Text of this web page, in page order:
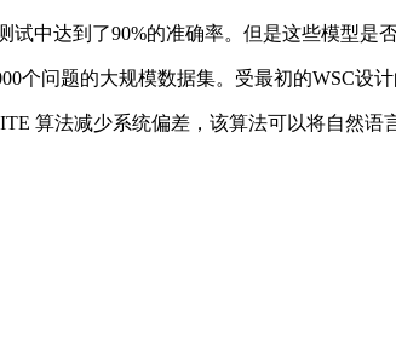
达到了90%的准确率。但是这些模型是
问题的大规模数据集。受最初的WSC设
法减少系统偏差，该算法可以将自然语